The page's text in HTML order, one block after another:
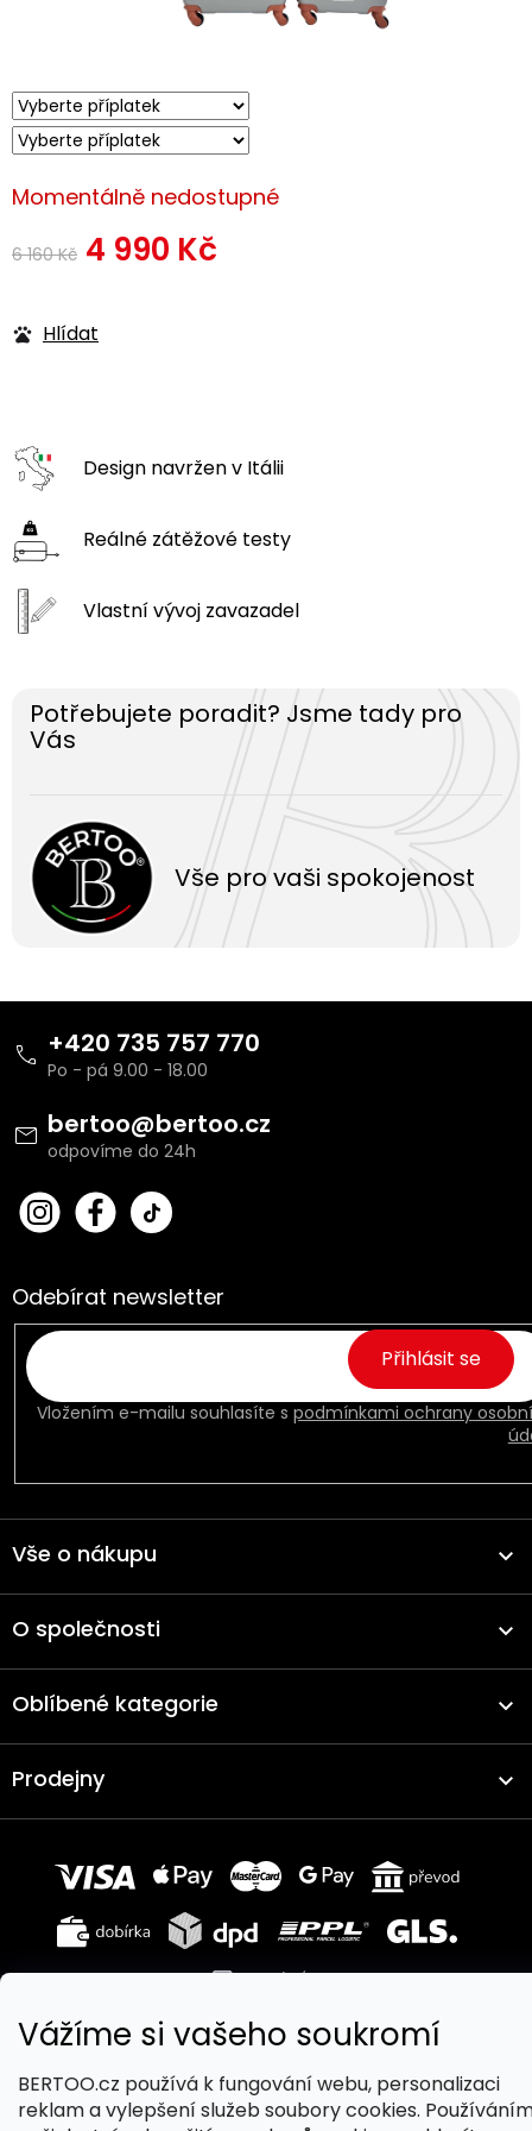
Vážíme si vašeho soukromí
BERTOO.cz používá k fungování webu, personalizaci
reklam a vylepšení služeb soubory cookies.
6 160 Kč 4 990 Kč
Momentálně nedostupné
Hlídat
Design navrženv Itálii
Reálné zátěžové testy
Vlastní vývoj zavazadel
Potřebujete poradit? Jsme tady pro
Vás
Vše pro vaši spokojenost
bertoo@bertoo.cz
+420 735 757 770
bert
oo_
Fac
ebo
Odebírat newsletter
Vložením e-mailu souhlasíte s podmínkami ochrany
Přihlásit se
Vše o nákupu
O společnosti
Oblíbené kategorie
Prodejny
BERTOO
. Všechna práva vyhrazena.
Upravit nastavení cookies